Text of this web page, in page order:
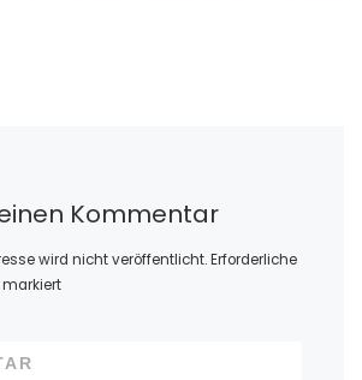
Kommentar
wird nicht veröffentlicht.Erforderliche
markiert